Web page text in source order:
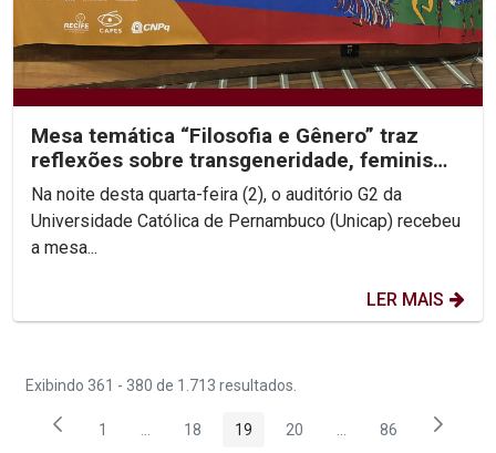
Mesa temática “Filosofia e Gênero” traz
reflexões sobre transgeneridade, feminismo
e colonialidade
Na noite desta quarta-feira (2), o auditório G2 da
Universidade Católica de Pernambuco (Unicap) recebeu
a mesa...
LER MAIS
Exibindo 361 - 380 de 1.713 resultados.
Página
1 Páginas intermediárias Usar ABA para navegar.
Página
18 Página
19 Página
20 PáginasPágina
86